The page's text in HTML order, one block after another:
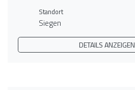
Standort
Siegen
DETAILS ANZEIGEN